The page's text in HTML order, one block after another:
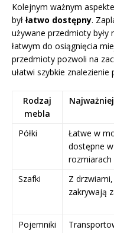
Kolejnym ważnym
był łatwo dostępny.
używane przedmioty
łatwym do osiągnięcia
przedmioty pozwoli na
ułatwi szybkie znalezienie
Rodzaj
mebla
Półki
Łatwe w
dostępne
rozmiarach
Szafki
Z
zakrywają
Pojemniki